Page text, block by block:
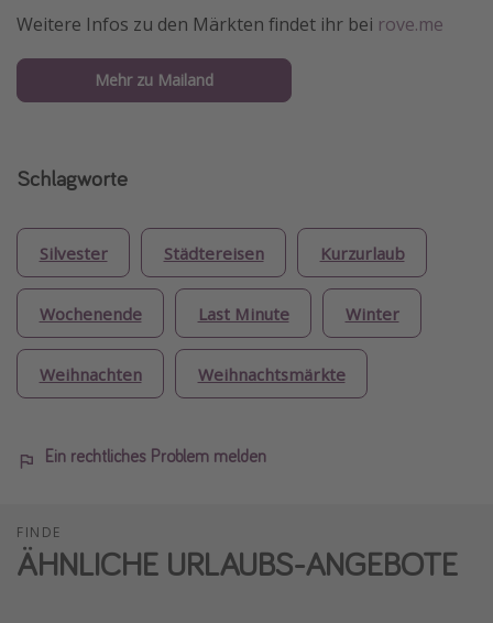
Weitere Infos zu den Märkten findet ihr bei rove.me
Mehr zu Mailand
Schlagworte
Silvester Städtereisen Kurzurlaub
Wochenende Last Minute Winter
Weihnachten Weihnachtsmärkte
Ein rechtliches Problem melden
FINDE
ÄHNLICHE URLAUBS-ANGEBOTE